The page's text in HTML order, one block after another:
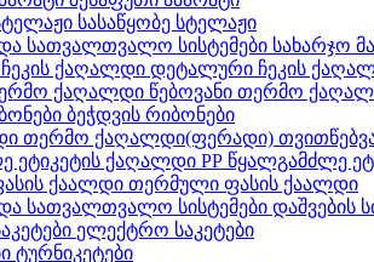
სასაწყობე სტელაჟი
სახარჯო
დეტალური ჩეკის
წებოვანი თერმო
ბეჭდვის რიბონები
წყალგამძლე
თერმული ფასის ქაალდი
დაშვების
ელექტრო საკეტები
ტურნიკეტები